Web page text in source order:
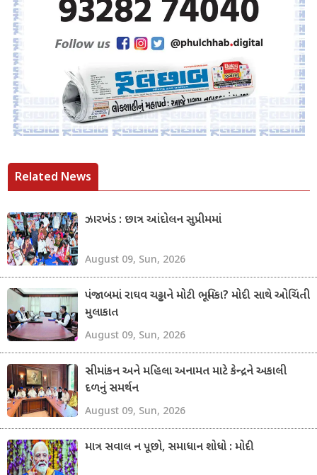
Related News
ઝારખંડ : છાત્ર આંદોલન સુપ્રીમમાં
August 09, Sun, 2026
પંજાબમાં રાઘવ ચઢ્ઢાને મોટી ભૂમિકા? મોદી સાથે ઓચિંતી
મુલાકાત
August 09, Sun, 2026
સીમાંકન અને મહિલા અનામત માટે કેન્દ્રને અકાલી
દળનું સમર્થન
August 09, Sun, 2026
માત્ર સવાલ ન પૂછો, સમાધાન શોધો : મોદી